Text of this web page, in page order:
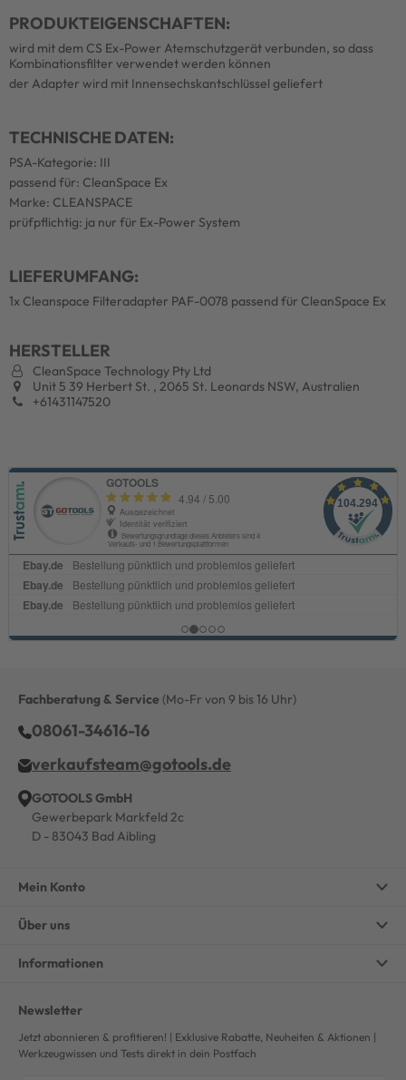
PRODUKTEIGENSCHAFTEN:
wird mit dem CS Ex-Power Atemschutzgerät verbunden, so dass
Kombinationsfilter verwendet werden können
der Adapter wird mit Innensechskantschlüssel geliefert
TECHNISCHE DATEN:
PSA-Kategorie: III
passend für: CleanSpace Ex
Marke: CLEANSPACE
prüfpflichtig: ja nur für Ex-Power System
LIEFERUMFANG:
1x Cleanspace Filteradapter PAF-0078 passend für CleanSpace Ex
HERSTELLER
CleanSpace Technology Pty Ltd
Unit 5 39 Herbert St. , 2065 St. Leonards NSW, Australien
+61431147520
Fachberatung & Service (Mo-Fr von 9 bis 16 Uhr)
08061-34616-16
verkaufsteam@gotools.de
GOTOOLS GmbH
Gewerbepark Markfeld 2c
D - 83043 Bad Aibling
Mein Konto
Über uns
Informationen
Newsletter
Jetzt abonnieren & profitieren! | Exklusive Rabatte, Neuheiten & Aktionen |
Werkzeugwissen und Tests direkt in dein Postfach